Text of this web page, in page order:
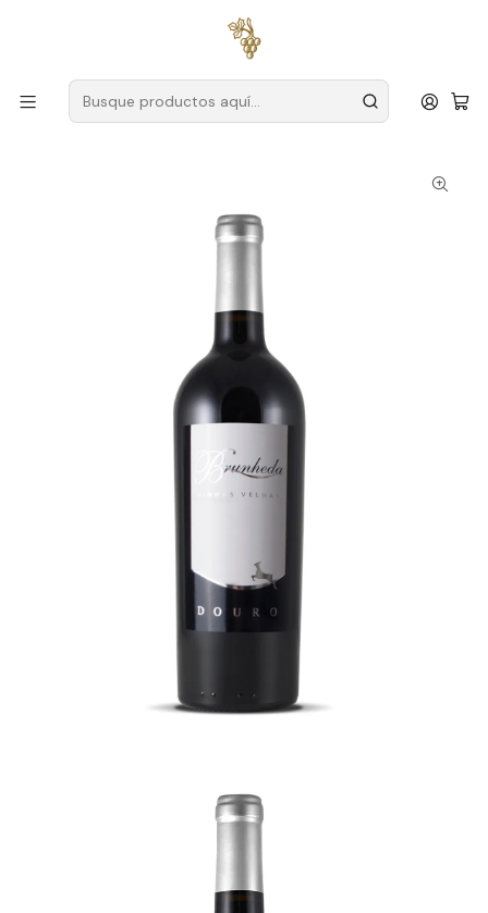
para pedidos superiores a
Productores Duero
Granja Brunheda
Quinta da Brunheda Vinhas Velhas 2017 Douro Tinto 75cl